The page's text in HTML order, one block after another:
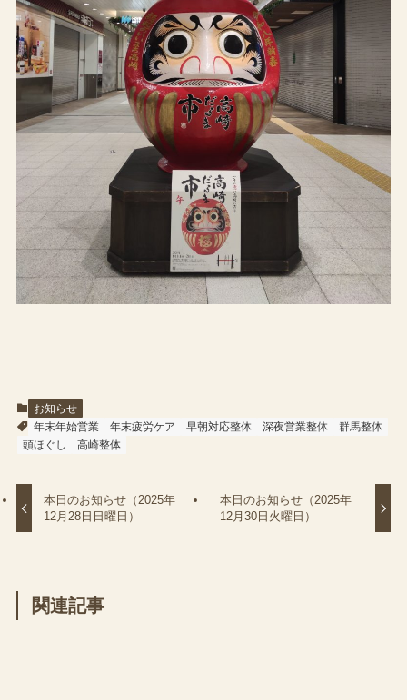
お知らせ
年末年始営業
年末疲労ケア 早朝対応整体 深夜営業整体
群馬整体
頭ほぐし
高崎整体
本日のお知らせ（2025年
12月28日日曜日）
本日のお知らせ（2025年
12月30日火曜日）
関連記事